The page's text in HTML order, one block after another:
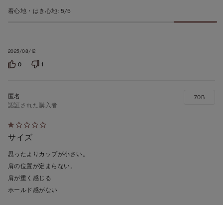
2025/08/12
着心地・はき心地: 5/5
0 1
5
段
階
の
う
ち
認証された購入者
サイズ
思ったよりカップが小さい。
肩の位置が定まらない。
肩が重く感じる
ホールド感がない
70B